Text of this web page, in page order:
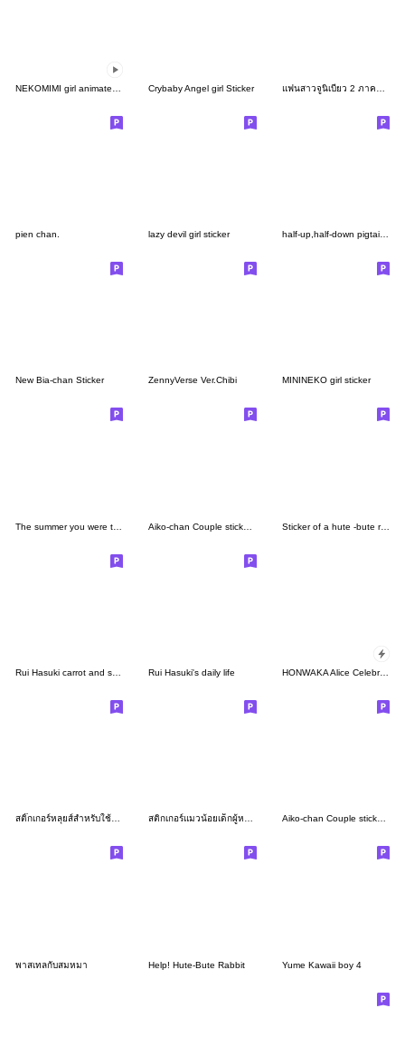
Crybaby Angel girl Sticker
pien chan. lazy devil girl sticker half-up,half-down pigtails girl sticker
New Bia-chan Sticker ZennyVerse Ver.Chibi MININEKO girl sticker
Sticker of a hute -bute rabbit2
Rui Hasuki's daily life HONWAKA Alice Celebration Sticker
สติ๊กเกอร์หลุยส์สำหรับใช้ในชีวิตประจำวัน สติกเกอร์แมวน้อยเด็กผู้หญิง Aiko-chan Couple stickers 03
พาสเทลกับสมหมา Help! Hute-Bute Rabbit Yume Kawaii boy 4